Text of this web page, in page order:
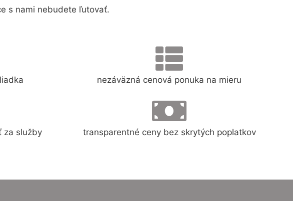
s nami nebudete ľutovať.
nezáväzná cenová ponuka na mieru
za služby transparentné ceny bez skrytých poplatkov